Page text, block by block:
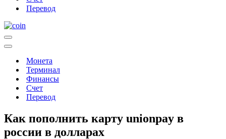
Перевод
Меню
навигации
Меню
навигацииМонета
Терминал
Финансы
Счет
Перевод
Как пополнить карту unionpay в
россии в долларах